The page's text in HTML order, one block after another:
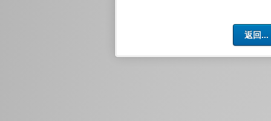
返回...